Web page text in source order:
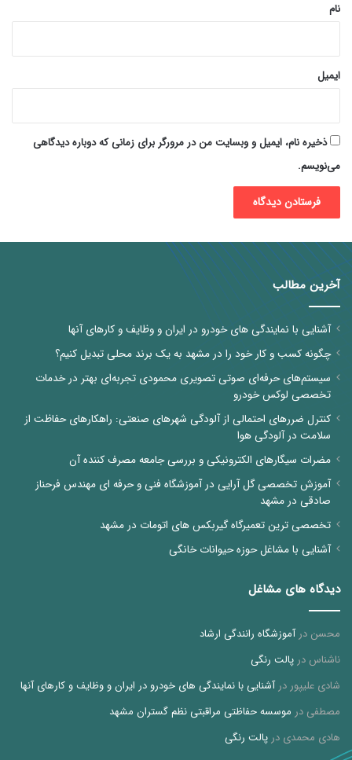
نام
ایمیل
ذخیره نام، ایمیل و وبسایت من در مرورگر برای زمانی که دوباره دیدگاهی
می‌نویسم.
آخرین مطالب
آشنایی با نمایندگی های خودرو در ایران و وظایف و کارهای آنها
چگونه کسب و کار خود را در مشهد به یک برند محلی تبدیل کنیم؟
سیستم‌های حرفه‌ای صوتی تصویری محمودی تجربه‌ای بهتر در خدمات
تخصصی لوکس خودرو
کنترل ضررهای احتمالی از آلودگی شهرهای صنعتی: راهکارهای حفاظت از
سلامت در آلودگی هوا
مضرات سیگارهای الکترونیکی و بررسی جامعه مصرف کننده آن
آموزش تخصصی گل آرایی در آموزشگاه فنی و حرفه ای مهندس فرحناز
صادقی در مشهد
تخصصی ترین تعمیرگاه گیربکس های اتومات در مشهد
آشنایی با مشاغل حوزه حیوانات خانگی
دیدگاه های مشاغل
محسن درآموزشگاه رانندگی ارشاد
ناشناس در پالت رنگی
شادی علیپور درآشنایی با نمایندگی های خودرو در ایران و وظایف و کارهای آنها
مصطفی در موسسه حفاظتی مراقبتی نظم گستران مشهد
هادی محمدی در پالت رنگی